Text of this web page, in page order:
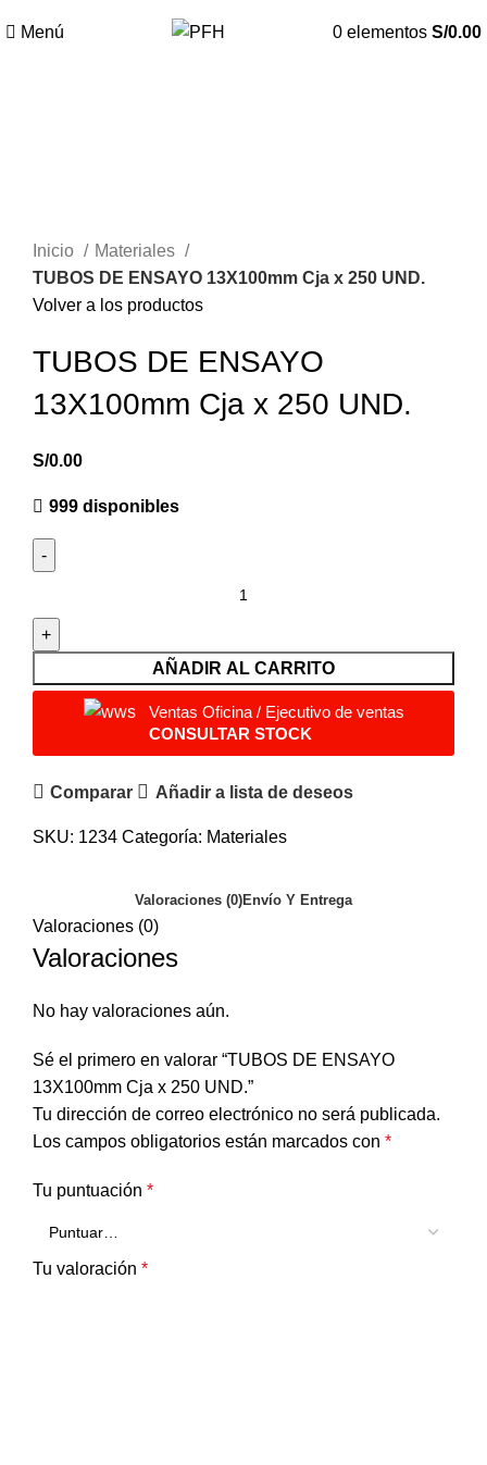
Menú 0 elementos S/0.00
Inicio
Materiales
TUBOS DE ENSAYO 13X100mm Cja x 250 UND.
Volver a los productos
TUBOS DE ENSAYO
13X100mm Cja x 250 UND.
S/0.00
999 disponibles
AÑADIR AL CARRITO
Ventas Oficina / Ejecutivo de ventas
CONSULTAR STOCK
Comparar Añadir a lista de deseos
SKU: 1234 Categoría: Materiales
Valoraciones (0)Envío Y Entrega
Valoraciones (0)
Valoraciones
No hay valoraciones aún.
Sé el primero en valorar “TUBOS DE ENSAYO
13X100mm Cja x 250 UND.”
Tu dirección de correo electrónico no será publicada.
Los campos obligatorios están marcados con *
Tu puntuación *
Tu valoración *